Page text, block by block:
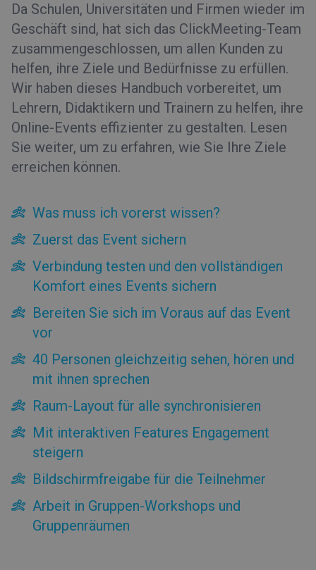
40 Personen gleichzeitig sehen, hören und mit ihnen
sprechen
Raum-Layout für alle synchronisieren
Mit interaktiven Features Engagement steigern
Bildschirmfreigabe für die Teilnehmer
Arbeit in Gruppen-Workshops und Gruppenräumen
Da Schulen, Universitäten und Firmen wieder im
Geschäft sind, hat sich das ClickMeeting-Team
zusammengeschlossen, um allen Kunden zu
helfen, ihre Ziele und Bedürfnisse zu erfüllen.
Wir haben dieses Handbuch vorbereitet, um
Lehrern, Didaktikern und Trainern zu helfen, ihre
Online-Events effizienter zu gestalten. Lesen
Sie weiter, um zu erfahren, wie Sie Ihre Ziele
erreichen können.
Was muss ich vorerst wissen?
Zuerst das Event sichern
Verbindung testen und den vollständigen
Komfort eines Events sichern
Bereiten Sie sich im Voraus auf das Event
vor
40 Personen gleichzeitig sehen, hören und
mit ihnen sprechen
Raum-Layout für alle synchronisieren
Mit interaktiven Features Engagement
steigern
Bildschirmfreigabe für die Teilnehmer
Arbeit in Gruppen-Workshops und
Gruppenräumen